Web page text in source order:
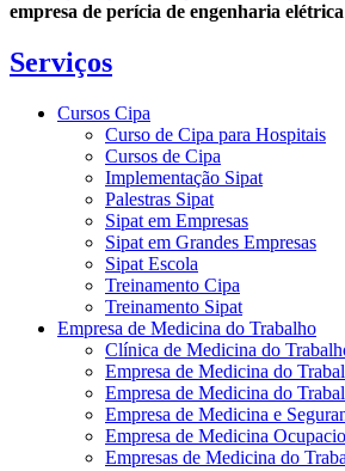
empresa de perícia de engenharia
Serviços
Cursos Cipa
Curso de Cipa para Hospitais
Cursos de Cipa
Implementação Sipat
Palestras Sipat
Sipat em Empresas
Sipat em Grandes Empresas
Sipat Escola
Treinamento Cipa
Treinamento Sipat
Empresa de Medicina do Trabalho
Clínica de Medicina do
Empresa de Medicina do
Empresa de Medicina do
Empresa de Medicina e
Empresa de Medicina
Empresas de Medicina do